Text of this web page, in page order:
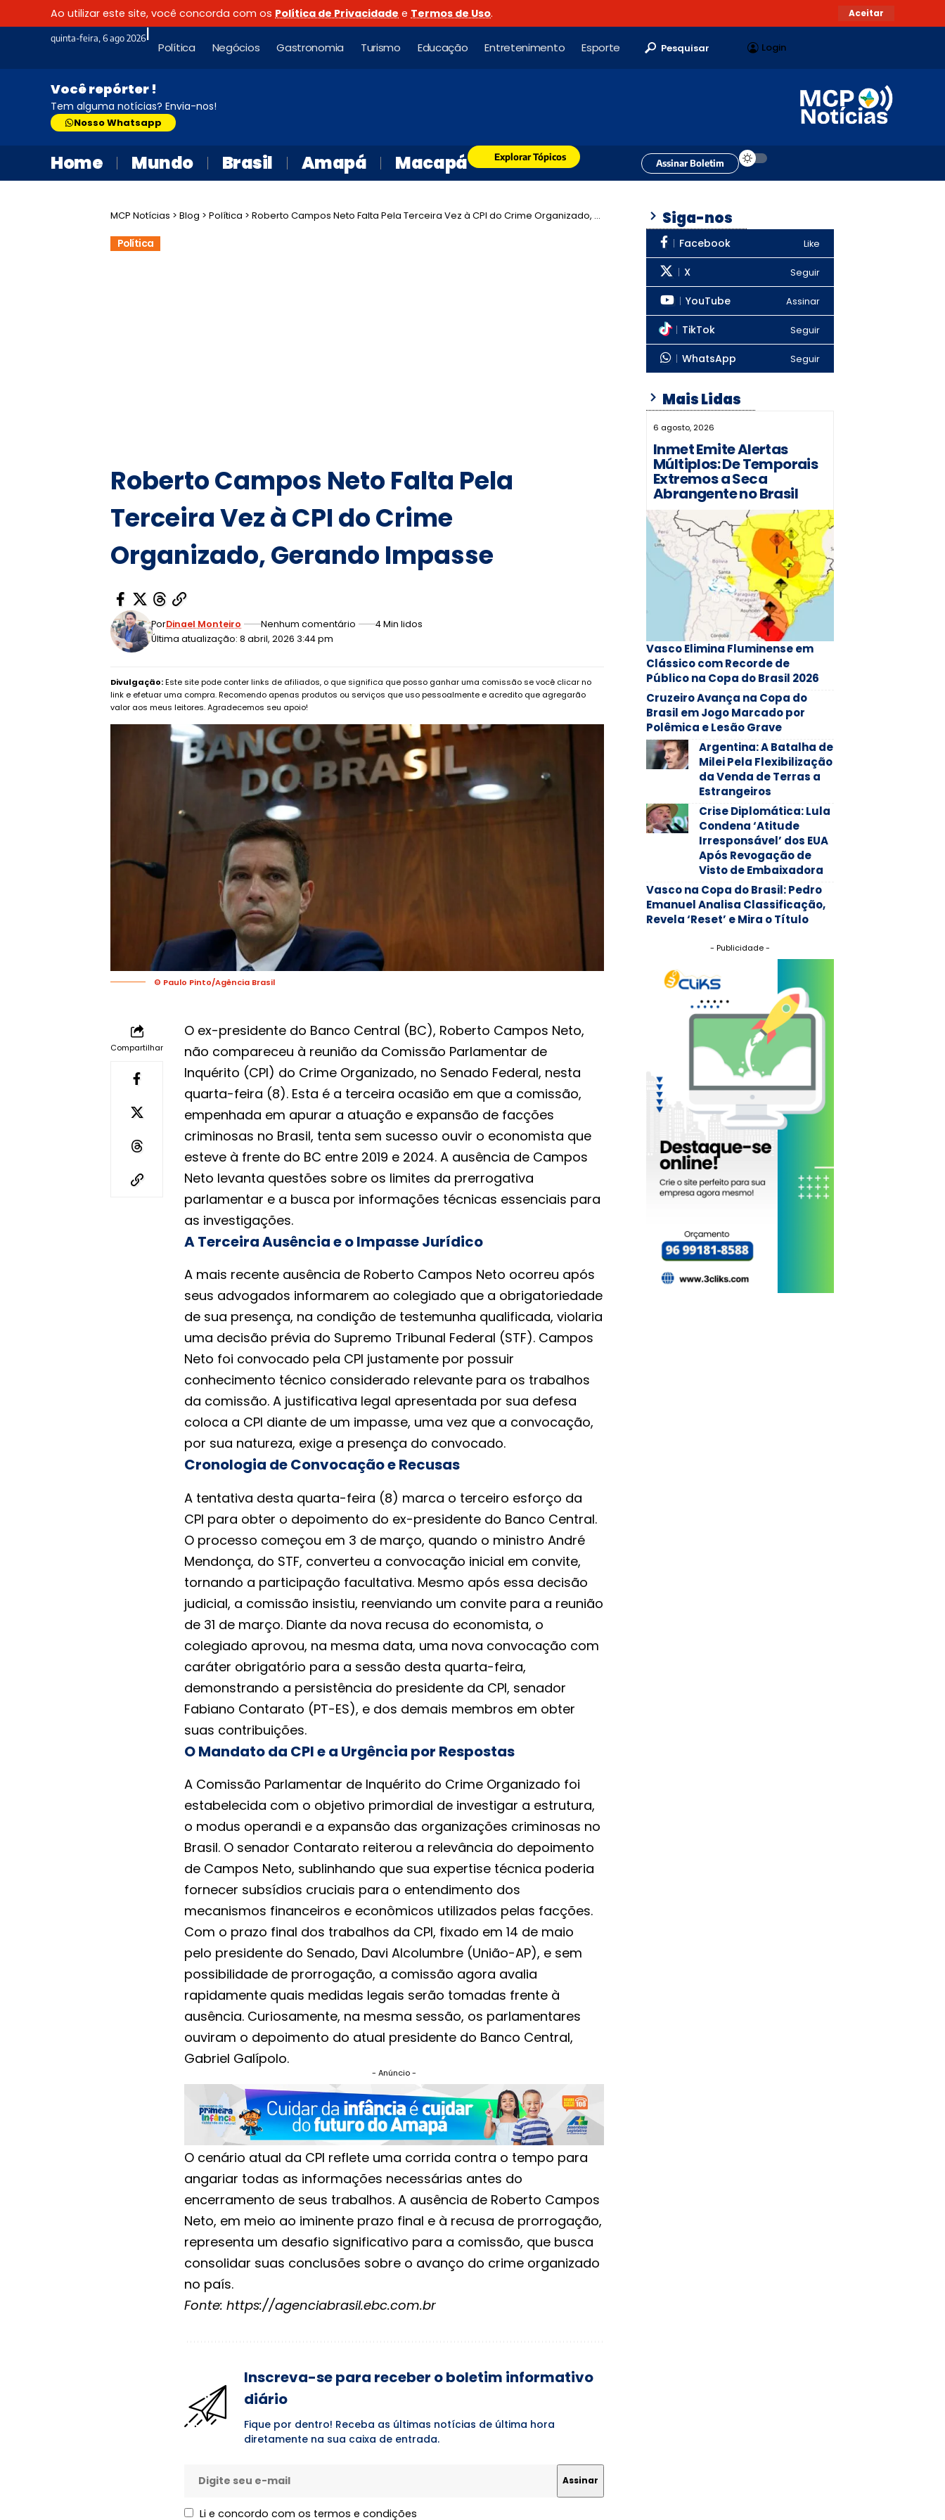
Ao utilizar este site, você concorda com os Política de Privacidade e Termos de Uso. Aceitar
quinta-feira, 6 ago 2026|
Política Negócios Gastronomia Turismo Educação Entretenimento Esporte Pesquisar Login
Você repórter !
Tem alguma notícias? Envia-nos!
Nosso Whatsapp
Home Mundo Brasil Amapá Macapá Explorar Tópicos
Assinar Boletim
MCP Notícias > Blog > Política > Roberto Campos Neto Falta Pela Terceira Vez à CPI do Crime Organizado, Gerando Impasse
Política
Roberto Campos Neto Falta Pela
Terceira Vez à CPI do Crime
Organizado, Gerando Impasse
Última atualização: 8 abril, 2026 3:44 pm
PorDinael Monteiro Nenhum comentário 4 Min lidos
Divulgação:Este site pode conter links de afiliados, o que significa que posso ganhar uma comissão se você clicar no
link e efetuar uma compra. Recomendo apenas produtos ou serviços que uso pessoalmente e acredito que agregarão
valor aos meus leitores. Agradecemos seu apoio!
© Paulo Pinto/Agência Brasil
Compartilhar
O ex-presidente do Banco Central (BC), Roberto Campos Neto,
não compareceu à reunião da Comissão Parlamentar de
Inquérito (CPI) do Crime Organizado, no Senado Federal, nesta
quarta-feira (8). Esta é a terceira ocasião em que a comissão,
empenhada em apurar a atuação e expansão de facções
criminosas no Brasil, tenta sem sucesso ouvir o economista que
esteve à frente do BC entre 2019 e 2024. A ausência de Campos
Neto levanta questões sobre os limites da prerrogativa
parlamentar e a busca por informações técnicas essenciais para
as investigações.
A Terceira Ausência e o Impasse Jurídico
A mais recente ausência de Roberto Campos Neto ocorreu após
seus advogados informarem ao colegiado que a obrigatoriedade
de sua presença, na condição de testemunha qualificada, violaria
uma decisão prévia do Supremo Tribunal Federal (STF). Campos
Neto foi convocado pela CPI justamente por possuir
conhecimento técnico considerado relevante para os trabalhos
da comissão. A justificativa legal apresentada por sua defesa
coloca a CPI diante de um impasse, uma vez que a convocação,
por sua natureza, exige a presença do convocado.
Cronologia de Convocação e Recusas
A tentativa desta quarta-feira (8) marca o terceiro esforço da
CPI para obter o depoimento do ex-presidente do Banco Central.
O processo começou em 3 de março, quando o ministro André
Mendonça, do STF, converteu a convocação inicial em convite,
tornando a participação facultativa. Mesmo após essa decisão
judicial, a comissão insistiu, reenviando um convite para a reunião
de 31 de março. Diante da nova recusa do economista, o
colegiado aprovou, na mesma data, uma nova convocação com
caráter obrigatório para a sessão desta quarta-feira,
demonstrando a persistência do presidente da CPI, senador
Fabiano Contarato (PT-ES), e dos demais membros em obter
suas contribuições.
O Mandato da CPI e a Urgência por Respostas
A Comissão Parlamentar de Inquérito do Crime Organizado foi
estabelecida com o objetivo primordial de investigar a estrutura,
o modus operandi e a expansão das organizações criminosas no
Brasil. O senador Contarato reiterou a relevância do depoimento
de Campos Neto, sublinhando que sua expertise técnica poderia
fornecer subsídios cruciais para o entendimento dos
mecanismos financeiros e econômicos utilizados pelas facções.
Com o prazo final dos trabalhos da CPI, fixado em 14 de maio
pelo presidente do Senado, Davi Alcolumbre (União-AP), e sem
possibilidade de prorrogação, a comissão agora avalia
rapidamente quais medidas legais serão tomadas frente à
ausência. Curiosamente, na mesma sessão, os parlamentares
ouviram o depoimento do atual presidente do Banco Central,
Gabriel Galípolo.
- Anúncio -
O cenário atual da CPI reflete uma corrida contra o tempo para
angariar todas as informações necessárias antes do
encerramento de seus trabalhos. A ausência de Roberto Campos
Neto, em meio ao iminente prazo final e à recusa de prorrogação,
representa um desafio significativo para a comissão, que busca
consolidar suas conclusões sobre o avanço do crime organizado
no país.
Fonte: https://agenciabrasil.ebc.com.br
Inscreva-se para receber o boletim informativo
diário
Fique por dentro! Receba as últimas notícias de última hora
diretamente na sua caixa de entrada.
Li e concordo com os termos e condições
Siga-nos
Facebook Like
X Seguir
YouTube Assinar
TikTok Seguir
WhatsApp Seguir
Mais Lidas
6 agosto, 2026
Inmet Emite Alertas
Múltiplos: De Temporais
Extremos a Seca
Abrangente no Brasil
Vasco Elimina Fluminense em
Clássico com Recorde de
Público na Copa do Brasil 2026
Cruzeiro Avança na Copa do
Brasil em Jogo Marcado por
Polêmica e Lesão Grave
Argentina: A Batalha de
Milei Pela Flexibilização
da Venda de Terras a
Estrangeiros
Crise Diplomática: Lula
Condena ‘Atitude
Irresponsável’ dos EUA
Após Revogação de
Visto de Embaixadora
Vasco na Copa do Brasil: Pedro
Emanuel Analisa Classificação,
Revela ‘Reset’ e Mira o Título
- Publicidade -